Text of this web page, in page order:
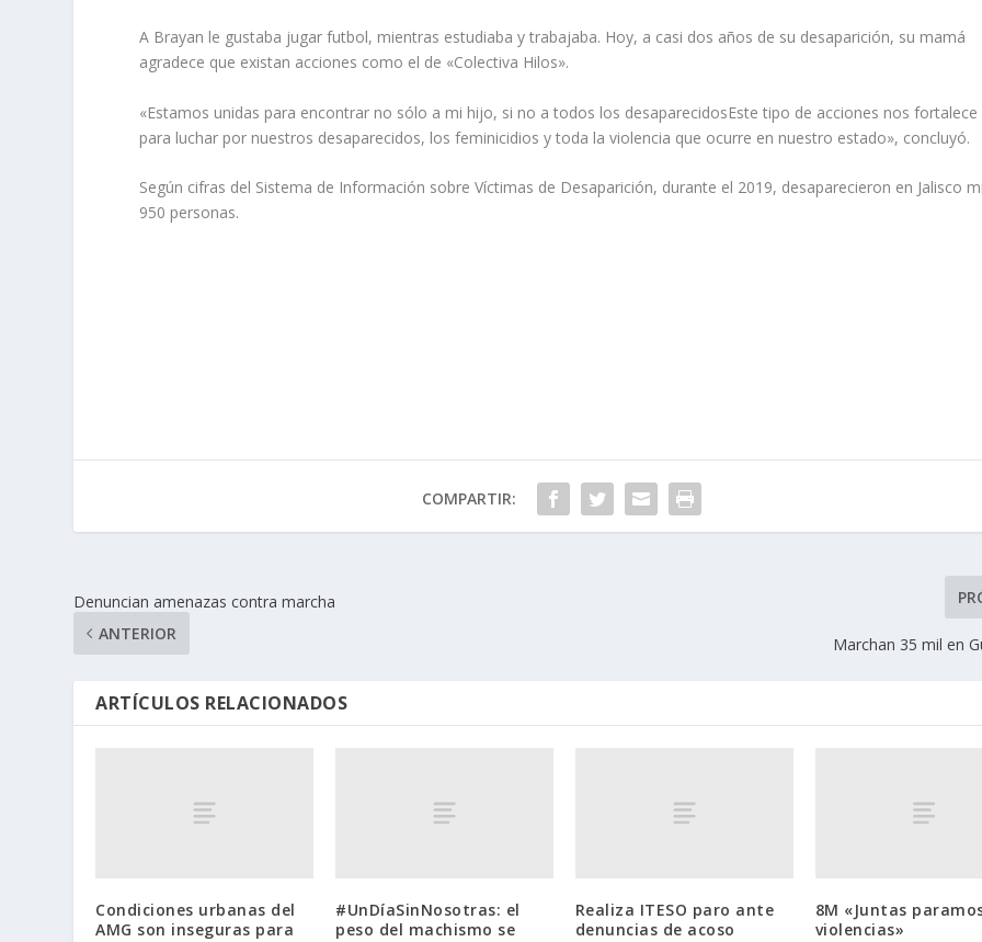
A Brayan le gustaba jugar futbol, mientras estudiaba y trabajaba. Hoy, a casi dos años de su desaparición, su mamá
agradece que existan acciones como el de «Colectiva Hilos».
«Estamos unidas para encontrar no sólo a mi hijo, si no a todos los desaparecidosEste tipo de acciones nos fortalece
para luchar por nuestros desaparecidos, los feminicidios y toda la violencia que ocurre en nuestro estado», concluyó.
Según cifras del Sistema de Información sobre Víctimas de Desaparición, durante el 2019, desaparecieron en Jalisco
950 personas.
COMPARTIR:
Denuncian amenazas contra marcha
ANTERIOR
Marchan 35 mil en
ARTÍCULOS RELACIONADOS
Condiciones urbanas del
AMG son inseguras para
#UnDíaSinNosotras: el
peso del machismo se
Realiza ITESO paro ante
denuncias de acoso
8M «Juntas
violencias»